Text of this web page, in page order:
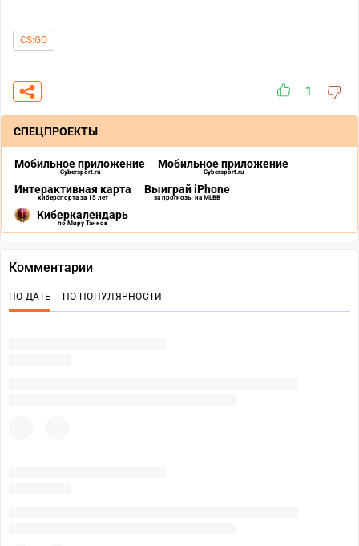
CS:GO
1
СПЕЦПРОЕКТЫ
Мобильное приложение
Cybersport.ru
Мобильное приложение
Cybersport.ru
Интерактивная карта
киберспорта за 15 лет
Выиграй iPhone
за прогнозы на MLBB
Киберкалендарь
по Миру Танков
Комментарии
ПО ДАТЕ ПО ПОПУЛЯРНОСТИ